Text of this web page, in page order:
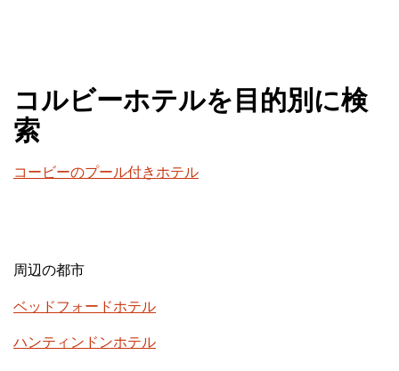
コルビーホテルを目的別に検
索
コービーのプール付きホテル
周辺の都市
ベッドフォードホテル
ハンティンドンホテル